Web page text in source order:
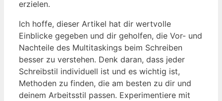
erzielen.
Ich hoffe, dieser Artikel hat dir wertvolle
Einblicke gegeben und dir geholfen, die Vor- und
Nachteile des Multitaskings beim Schreiben
besser zu verstehen. Denk daran, dass jeder
Schreibstil individuell ist und es wichtig ist,
Methoden zu finden, die am besten zu dir und
deinem Arbeitsstil passen. Experimentiere mit